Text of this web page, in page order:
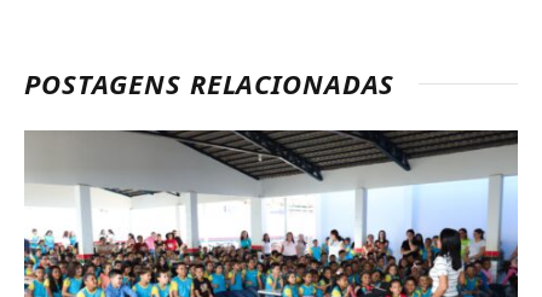
POSTAGENS RELACIONADAS